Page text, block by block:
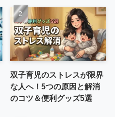
双子育児のストレスが限界
な人へ！5つの原因と解消
のコツ＆便利グッズ5選